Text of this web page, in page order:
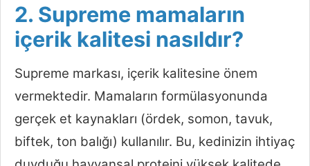
2. Supreme mamaların
içerik kalitesi nasıldır?
Supreme markası, içerik kalitesine önem
vermektedir. Mamaların formülasyonunda
gerçek et kaynakları (ördek, somon, tavuk,
biftek, ton balığı) kullanılır. Bu, kedinizin ihtiyaç